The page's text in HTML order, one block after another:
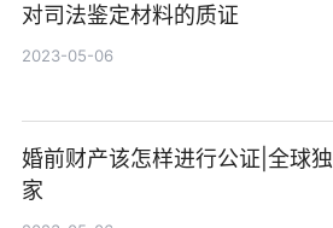
对司法鉴定材料的质证
2023-05-06
婚前财产该怎样进行公证|全球独
家